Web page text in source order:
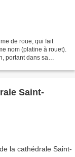
de roue, qui fait
nom (platine à rouet).
portant dans sa
Saint-